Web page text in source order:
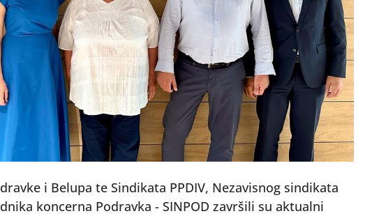
i Belupa te Sindikata PPDIV, Nezavisnog sindikata
koncerna Podravka - SINPOD završili su aktualni